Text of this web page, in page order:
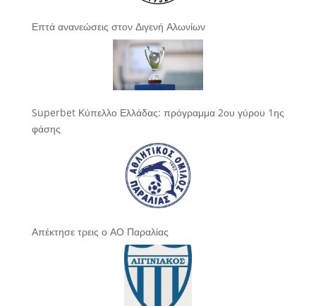
Επτά ανανεώσεις στον Διγενή Αλωνίων
Superbet Κύπελλο Ελλάδας: πρόγραμμα 2ου γύρου 1ης
φάσης
Απέκτησε τρεις ο ΑΟ Παραλίας